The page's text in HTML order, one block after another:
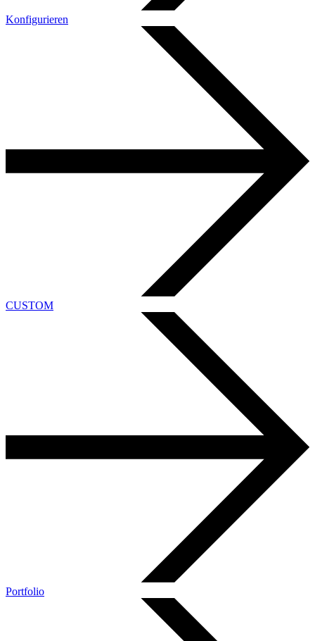
Konfigurieren
CUSTOM
Portfolio